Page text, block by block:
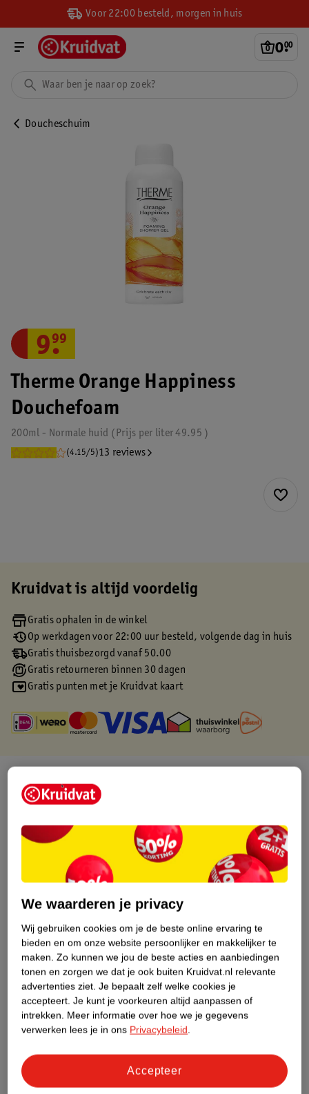
Voor 22:00 besteld, morgen in huis
0.
00
Doucheschuim
Therme Orange Happiness
Douchefoam
200ml - Normale huid 49.95
Prijs per liter
(4.15/5)13 reviews
9.
99
Kruidvat is altijd voordelig
Gratis ophalen in de winkel
Op werkdagen voor 22:00 uur besteld, volgende dag in huis
Gratis thuisbezorgd vanaf 50.00
Gratis retourneren binnen 30 dagen
Gratis punten met je Kruidvat kaart
Productinformatie
Dit product heeft (nog) geen Nature
Impact Score.
Meer informatie
Bestel & Bezorginformatie
Meer Alle Doucheschuim
We waarderen je privacy
Wij gebruiken cookies om je de beste online ervaring te
bieden en om onze website persoonlijker en makkelijker te
maken. Zo kunnen we jou de beste acties en aanbiedingen
tonen en zorgen we dat je ook buiten Kruidvat.nl relevante
advertenties ziet. Je bepaalt zelf welke cookies je
accepteert. Je kunt je voorkeuren altijd aanpassen of
intrekken. Meer informatie over hoe we je gegevens
verwerken lees je in ons Privacybeleid.
Accepteer